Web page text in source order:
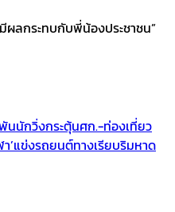
มีผลกระทบกับพี่น้องประชาชน”
นนักวิ่งกระตุ้นศก.-ท่องเที่ยว
’แข่งรถยนต์ทางเรียบริมหาด